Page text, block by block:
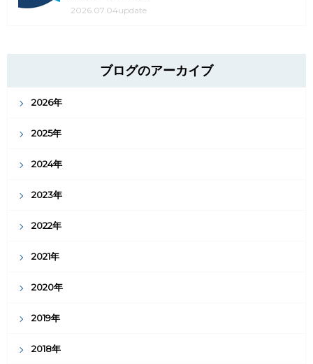
2026.07.04update
ブログのアーカイブ
2026年
2025年
2024年
2023年
2022年
2021年
2020年
2019年
2018年